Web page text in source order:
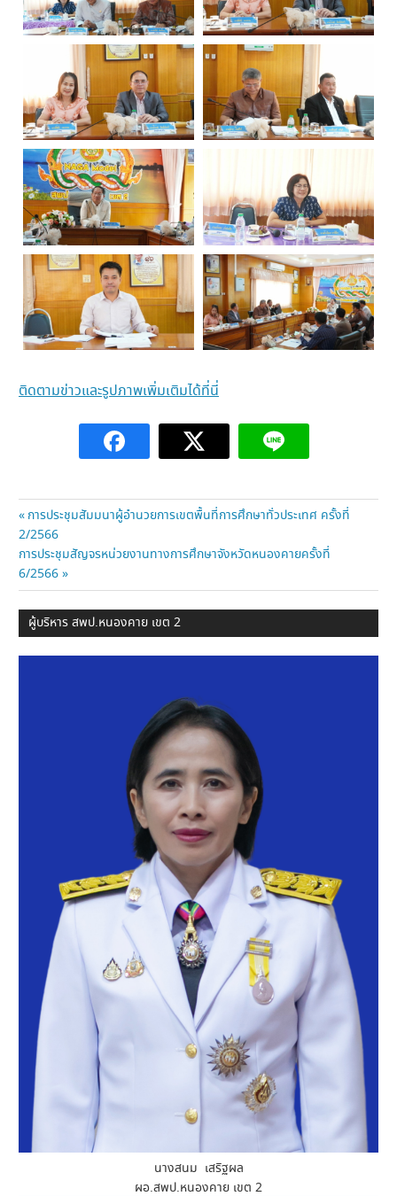
ติดตามข่าวและรูปภาพเพิ่มเติมได้ที่นี่
แนะแนว
เรื่อง
Previous
Post:
การประชุมสัมมนาผู้อำนวยการเขตพื้นที่การศึกษาทั่วประเทศ ครั้งที่
2/2566
Next
Post:
การประชุมสัญจรหน่วยงานทางการศึกษาจังหวัดหนองคายครั้งที่
6/2566
ผู้บริหาร สพป.หนองคาย เขต 2
นางสนม เสริฐผล
ผอ.สพป.หนองคาย เขต 2